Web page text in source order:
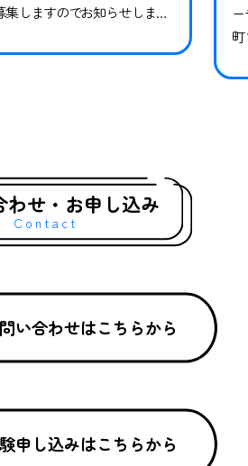
集しますのでお知らせしま
せんので、必ずお申し込みな
った場合、対象期間のトレ
っ
わせ・お申し込み
Contact
い合わせはこちらから
申し込みはこちらから